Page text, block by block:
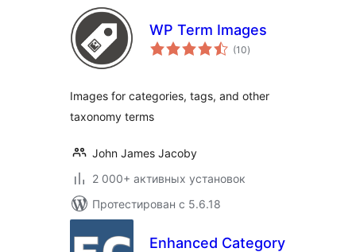
WP Term Images
(10общий
рейтинг
)
Images for categories, tags, and other
taxonomy terms
John James Jacoby
2 000+ активных установок
Протестирован с 5.6.18
Enhanced Category